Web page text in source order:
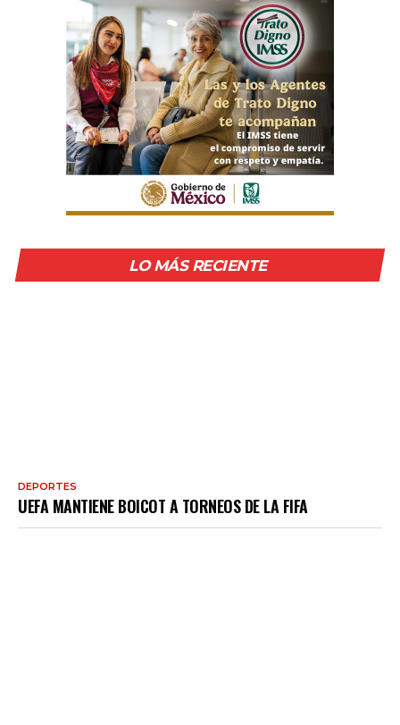
LO MÁS RECIENTE
DEPORTES
UEFA MANTIENE BOICOT A TORNEOS DE LA FIFA